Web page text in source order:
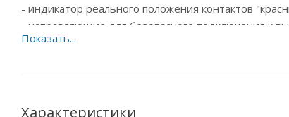
- индикатор реального положения контактов
- направляющие для безопасного подключения к
- 3-позиционный фиксатор на DIN-рейке,
- номинальная отключающая способность 6кА в
Характеристики